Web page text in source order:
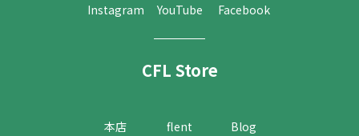
Instagram YouTube Facebook
CFL Store
本店 flent Blog